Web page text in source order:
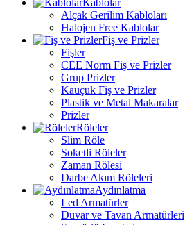
Kablolar
Alçak Gerilim Kabloları
Halojen Free Kablolar
Fiş ve Prizler
Fişler
CEE Norm Fiş ve Prizler
Grup Prizler
Kauçuk Fiş ve Prizler
Plastik ve Metal Makaralar
Prizler
Röleler
Slim Röle
Soketli Röleler
Zaman Rölesi
Darbe Akım Röleleri
Aydınlatma
Led Armatürler
Duvar ve Tavan Armatürleri